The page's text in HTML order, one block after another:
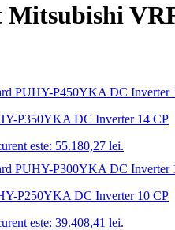
P350YKA DC Inverter 14 CP
este: 55.180,27 lei.
P250YKA DC Inverter 10 CP
este: 39.408,41 lei.